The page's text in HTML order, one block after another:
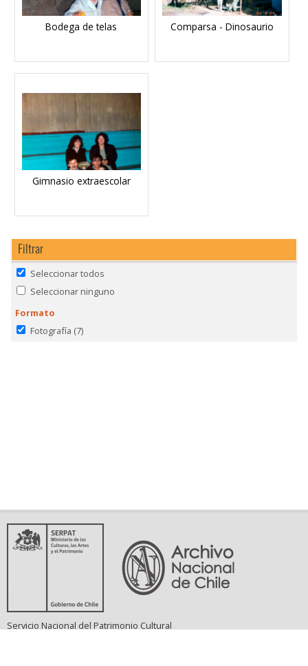
Bodega de telas Comparsa - Dinosaurio
Gimnasio extraescolar
Filtrar
Seleccionar todos
Seleccionar ninguno
Formato
Fotografía (7)
Servicio Nacional del Patrimonio Cultural